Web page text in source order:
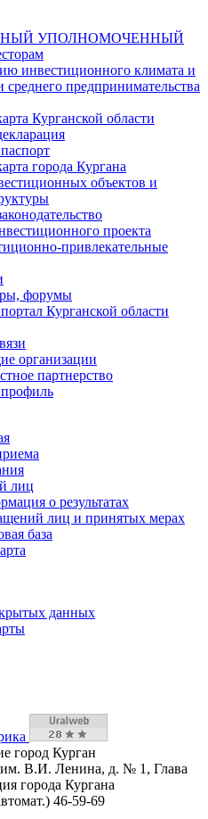
УПОЛНОМОЧЕННЫЙ
инвестиционного климата и
предпринимательства
Курганской области
города Кургана
объектов и
проекта
привлекательные
форумы
Курганской области
организации
партнерство
лиц
о результатах
лиц и принятых мерах
база
данных
город Курган
им. В.И. Ленина, д. № 1, Глава
города Кургана
46-59-69